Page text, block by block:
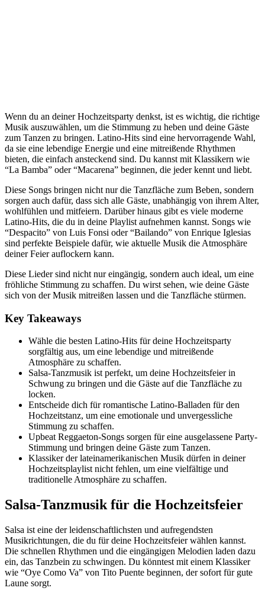
Wenn du an deiner Hochzeitsparty denkst, ist es wichtig, die richtige
Musik auszuwählen, um die Stimmung zu heben und deine Gäste
zum Tanzen zu bringen. Latino-Hits sind eine hervorragende Wahl,
da sie eine lebendige Energie und eine mitreißende Rhythmen
bieten, die einfach ansteckend sind. Du kannst mit Klassikern wie
“La Bamba” oder “Macarena” beginnen, die jeder kennt und liebt.
Diese Songs bringen nicht nur die Tanzfläche zum Beben, sondern
sorgen auch dafür, dass sich alle Gäste, unabhängig von ihrem Alter,
wohlfühlen und mitfeiern. Darüber hinaus gibt es viele moderne
Latino-Hits, die du in deine Playlist aufnehmen kannst. Songs wie
“Despacito” von Luis Fonsi oder “Bailando” von Enrique Iglesias
sind perfekte Beispiele dafür, wie aktuelle Musik die Atmosphäre
deiner Feier auflockern kann.
Diese Lieder sind nicht nur eingängig, sondern auch ideal, um eine
fröhliche Stimmung zu schaffen. Du wirst sehen, wie deine Gäste
sich von der Musik mitreißen lassen und die Tanzfläche stürmen.
Key Takeaways
Wähle die besten Latino-Hits für deine Hochzeitsparty
sorgfältig aus, um eine lebendige und mitreißende
Atmosphäre zu schaffen.
Salsa-Tanzmusik ist perfekt, um deine Hochzeitsfeier in
Schwung zu bringen und die Gäste auf die Tanzfläche zu
locken.
Entscheide dich für romantische Latino-Balladen für den
Hochzeitstanz, um eine emotionale und unvergessliche
Stimmung zu schaffen.
Upbeat Reggaeton-Songs sorgen für eine ausgelassene Party-
Stimmung und bringen deine Gäste zum Tanzen.
Klassiker der lateinamerikanischen Musik dürfen in deiner
Hochzeitsplaylist nicht fehlen, um eine vielfältige und
traditionelle Atmosphäre zu schaffen.
Salsa-Tanzmusik für die Hochzeitsfeier
Salsa ist eine der leidenschaftlichsten und aufregendsten
Musikrichtungen, die du für deine Hochzeitsfeier wählen kannst.
Die schnellen Rhythmen und die eingängigen Melodien laden dazu
ein, das Tanzbein zu schwingen. Du könntest mit einem Klassiker
wie “Oye Como Va” von Tito Puente beginnen, der sofort für gute
Laune sorgt.